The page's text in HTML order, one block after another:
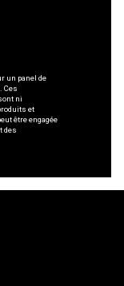
un panel de
Ces
ni
et
être engagée
des